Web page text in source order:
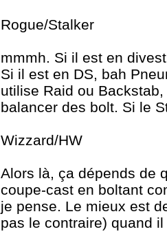
Rogue/Stalker
mmmh. Si il est en
Si il est en DS, bah
utilise Raid ou
balancer des bolt. Si le
Wizzard/HW
Alors là, ça dépends de
coupe-cast en boltant
je pense. Le mieux est
pas le contraire) quand